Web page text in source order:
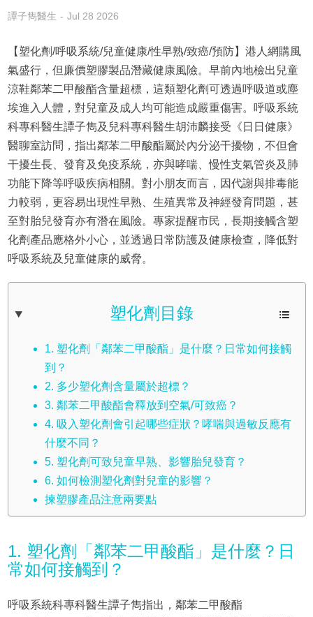
譚子雋醫生 Jul 28 2026
【塑化劑/呼吸系統/兒童健康/性早熟/致癌/預防】港人網購風
氣盛行，但廉價塑膠製品潛藏健康風險。早前內地檢出兒童
涼鞋鄰苯二甲酸酯含量超標，這類塑化劑可透過呼吸道或塵
埃進入人體，對兒童及成人均可能造成嚴重傷害。呼吸系統
科專科醫生譚子雋及兒科專科醫生胡沛麟接受《日日健康》
醫聊室訪問，指出鄰苯二甲酸酯屬於內分泌干擾物，不但會
干擾生長、發育及免疫系統，亦與哮喘、慢性支氣管炎及肺
功能下降等呼吸疾病相關。對小朋友而言，因代謝與排毒能
力較弱，更容易出現性早熟、生殖異常及神經發育問題，甚
至對胎兒發育亦有潛在風險。專家提醒市民，長期接觸含塑
化劑產品應格外小心，並透過日常防護及健康檢查，降低對
呼吸系統及兒童健康的威脅。
塑化劑目錄
1. 塑化劑「鄰苯二甲酸酯」是什麼？日常如何接觸
到？
2. 多少塑化劑含量屬於超標？
3. 鄰苯二甲酸酯會釋放到空氣/可致癌？
4. 吸入塑化劑會引起哪些症狀？哮喘與過敏反應有
什麼不同？
5. 塑化劑可致兒童早熟、影響胎兒發育？
6. 如何檢測塑化劑對兒童的影響？
揀塑膠產品注意兩要點
1. 塑化劑「鄰苯二甲酸酯」是什麼？日
常如何接觸到？
呼吸系統科專科醫生譚子雋指出，鄰苯二甲酸酯